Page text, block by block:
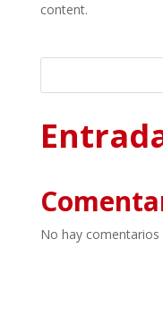
content.
No hay